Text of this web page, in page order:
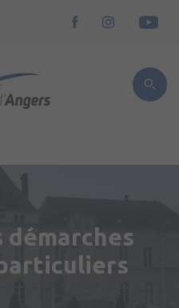
démarches